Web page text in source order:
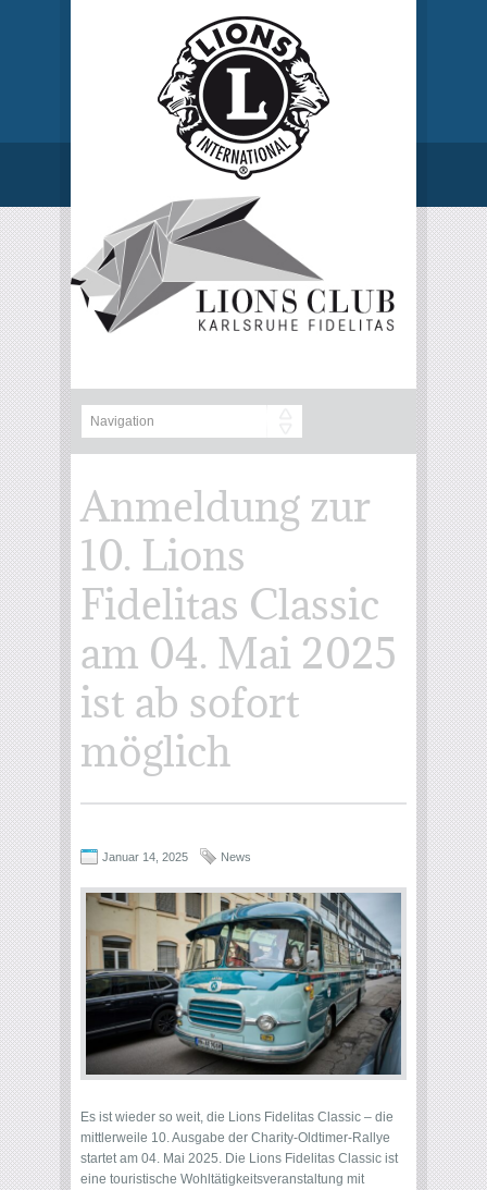
Anmeldung zur
10. Lions
Fidelitas Classic
am 04. Mai 2025
ist ab sofort
möglich
Januar 14, 2025 News
Es ist wieder so weit, die Lions Fidelitas Classic – die
mittlerweile 10. Ausgabe der Charity-Oldtimer-Rallye
startet am 04. Mai 2025. Die Lions Fidelitas Classic ist
eine touristische Wohltätigkeitsveranstaltung mit